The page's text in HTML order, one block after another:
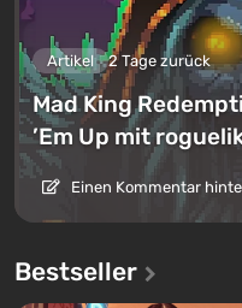
Artikel 2 Tage zurück
Mad King
’Em Up mit
Einen Kommentar
Bestseller